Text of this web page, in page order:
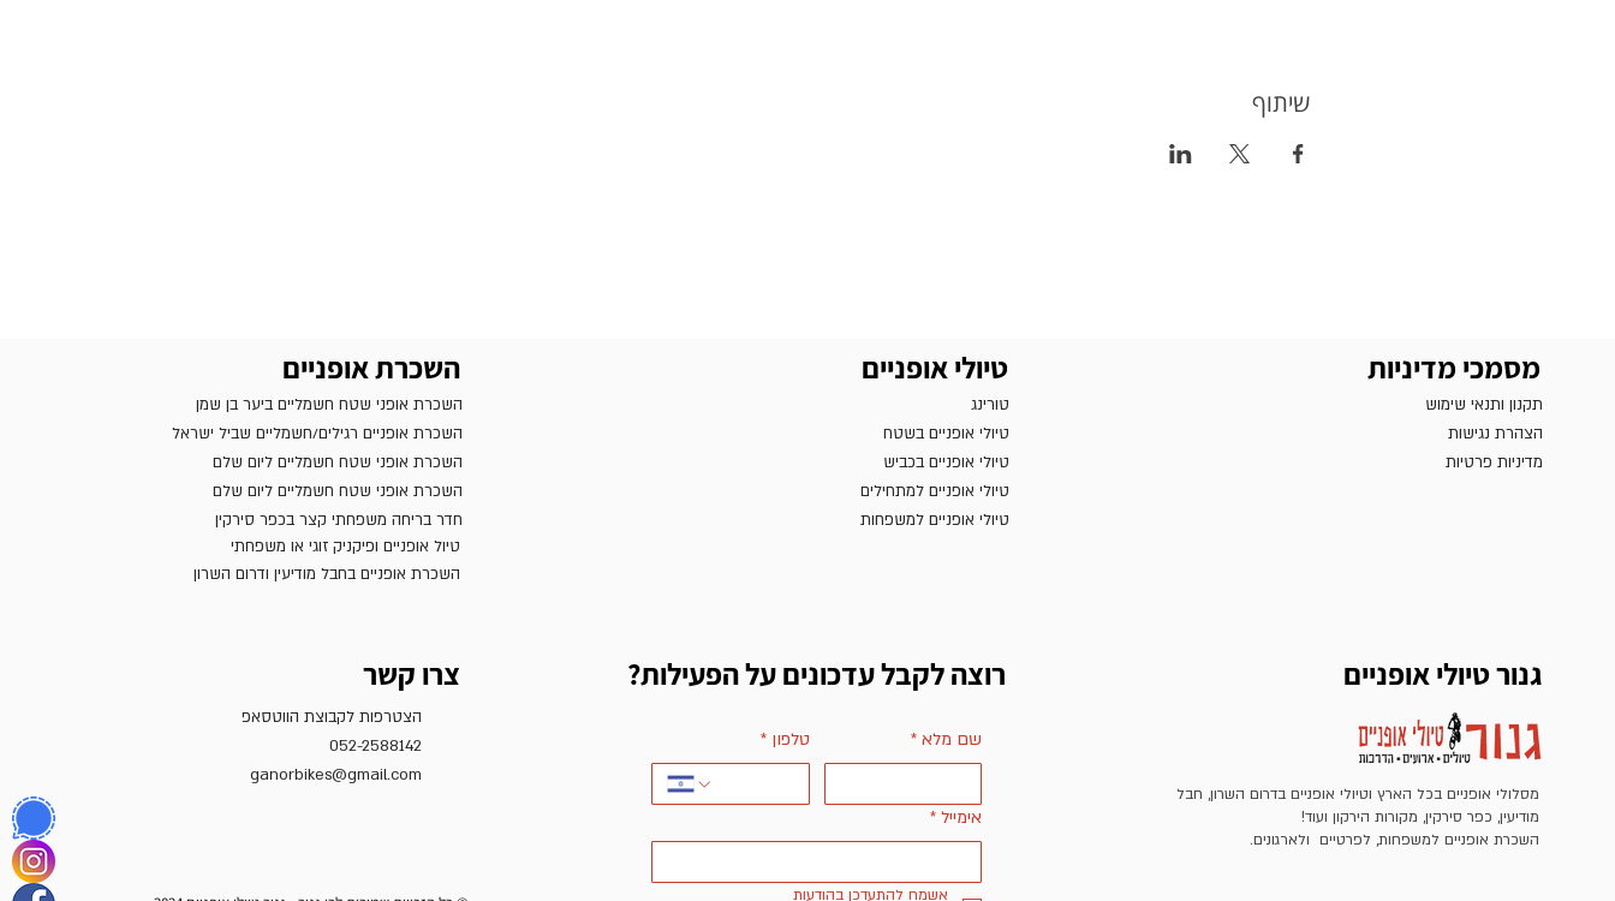
שיתוף
השכרת אופניים
השכרת אופני שטח חשמליים ביער בן שמן
השכרת אופניים רגילים/חשמליים שביל ישראל
השכרת אופני שטח חשמליים ליום שלם
השכרת אופני שטח חשמליים ליום שלם
חדר בריחה משפחתי קצר בכפר סירקין
טיול אופניים ופיקניק זוגי או משפחתי
השכרת אופניים בחבל מודיעין ודרום השרון
טיולי אופניים
טורינג
טיולי אופניים בשטח
טיולי אופניים בכביש
טיולי אופניים למתחילים
טיולי אופניים למשפחות
מסמכי מדיניות
תקנון ותנאי שימוש
הצהרת נגישות
מדיניות פרטיות
צרו קשר
הצטרפות לקבוצת הווטסאפ
052-2588142
ganorbikes@gmail.com
רוצה לקבל עדכונים על הפעילות?
שם מלא * טלפון *
אימייל *
אשמח להתעדכן בהודעות
גנור טיולי אופניים
מסלולי אופניים בכל הארץ וטיולי אופניים בדרום השרון, חבל
מודיעין, כפר סירקין, מקורות הירקון ועוד!
השכרת אופניים למשפחות, לפרטיים ולארגונים.